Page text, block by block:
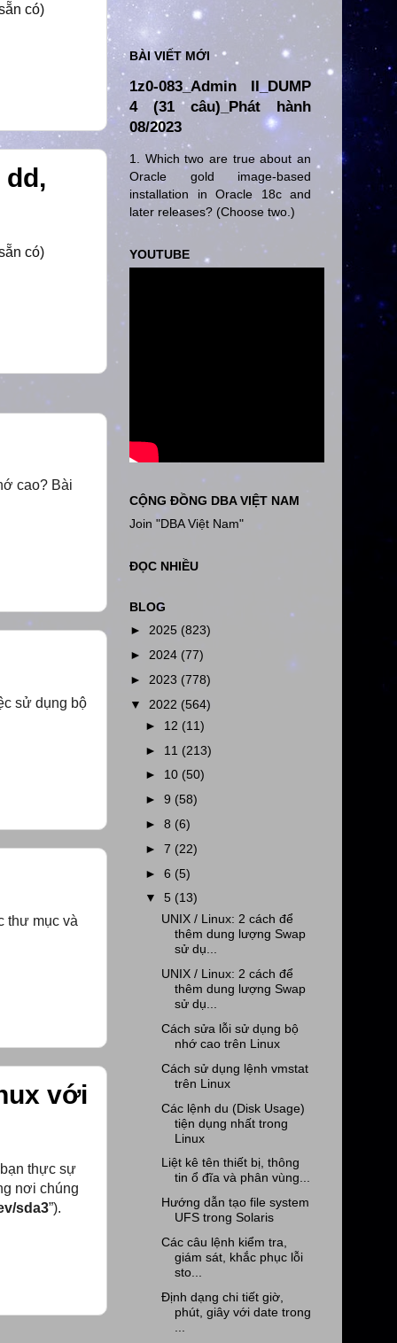
có)
có)
cao? Bài
sử dụng bộ
thư mục và
với
thực sự
nơi chúng
sda3”).
BÀI VIẾT MỚI
1z0-083_Admin II_DUMP
4 (31 câu)_Phát hành
08/2023
1. Which two are true about an
Oracle gold image-based
installation in Oracle 18c and
later releases? (Choose two.)
YOUTUBE
CỘNG ĐỒNG DBA VIỆT NAM
Join "DBA Việt Nam"
ĐỌC NHIỀU
BLOG
► 2025 (823)
► 2024 (77)
► 2023 (778)
▼ 2022 (564)
► 12 (11)
► 11 (213)
► 10 (50)
►9 (58)
►8 (6)
►7 (22)
►6 (5)
▼5 (13)
UNIX / Linux: 2 cách để
thêm dung lượng Swap
sử dụ...
UNIX / Linux: 2 cách để
thêm dung lượng Swap
sử dụ...
Cách sửa lỗi sử dụng bộ
nhớ cao trên Linux
Cách sử dụng lệnh vmstat
trên Linux
Các lệnh du (Disk Usage)
tiện dụng nhất trong
Linux
Liệt kê tên thiết bị, thông
tin ổ đĩa và phân vùng...
Hướng dẫn tạo file system
UFS trong Solaris
Các câu lệnh kiểm tra,
giám sát, khắc phục lỗi
sto...
Định dạng chi tiết giờ,
phút, giây với date trong